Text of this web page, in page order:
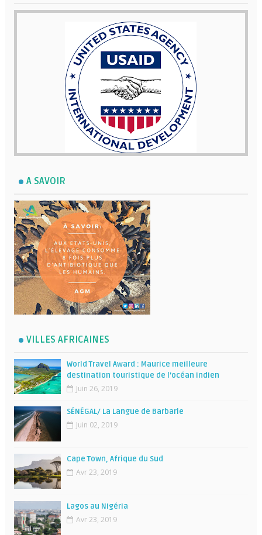
A SAVOIR
VILLES AFRICAINES
World Travel Award : Maurice meilleure
destination touristique de l’océan Indien
Juin 26, 2019
SÉNÉGAL/ La Langue de Barbarie
Juin 02, 2019
Cape Town, Afrique du Sud
Avr 23, 2019
Lagos au Nigéria
Avr 23, 2019